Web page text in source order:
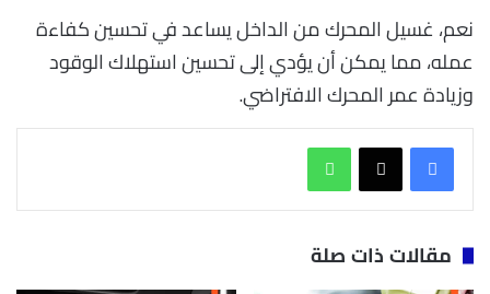
نعم، غسيل المحرك من الداخل يساعد في تحسين كفاءة
عمله، مما يمكن أن يؤدي إلى تحسين استهلاك الوقود
وزيادة عمر المحرك الافتراضي.
مقالات ذات صلة